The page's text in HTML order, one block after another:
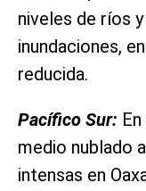
niveles de ríos
inundaciones,
reducida.
Pacífico Sur:
medio nublado
intensas en